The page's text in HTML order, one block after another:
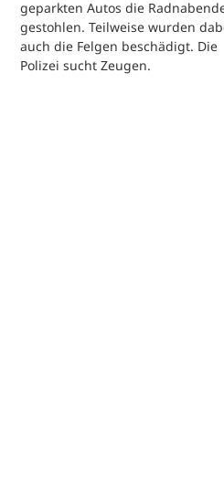
geparkten Autos die
gestohlen. Teilweise wurden
auch die Felgen beschädigt. Die
Polizei sucht Zeugen.